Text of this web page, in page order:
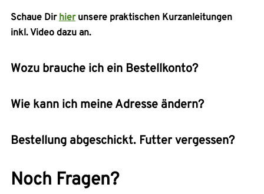
Schaue Dirhierunsere praktischen Kurzanleitungen
inkl. Video dazu an.
Wozu brauche ich ein Bestellkonto?
Wie kann ich meine Adresse ändern?
Bestellung abgeschickt. Futter vergessen?
Noch Fragen?